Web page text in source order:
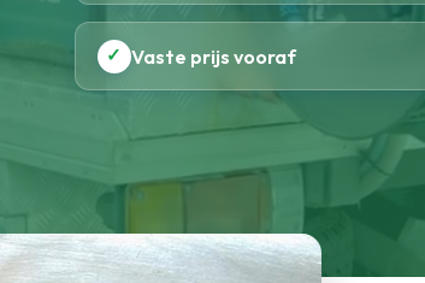
✓ Vaste prijs vooraf